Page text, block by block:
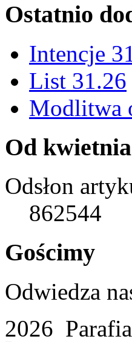
Ostatnio
Intencje
List 31.26
Modlitwa
Od
Odsłon
862544
Gościmy
Odwiedza
2026